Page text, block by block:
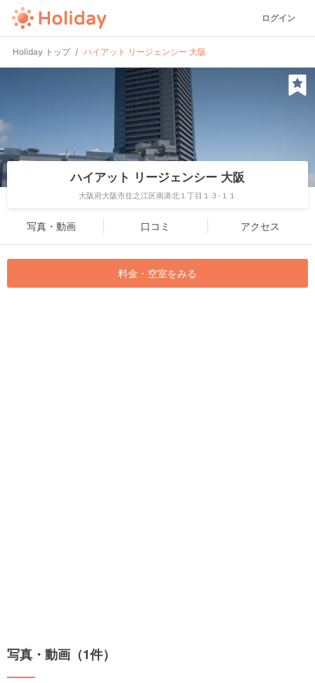
ログイン
Holiday トップ ハイアット リージェンシー 大阪
ハイアット リージェンシー 大阪
大阪府大阪市住之江区南港北１丁目１３-１１
写真・動画 口コミ アクセス
料金・空室をみる
写真・動画（1件）